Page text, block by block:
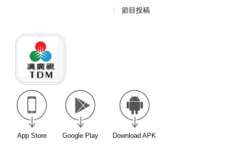
節目投稿
App Store Google Play Download APK